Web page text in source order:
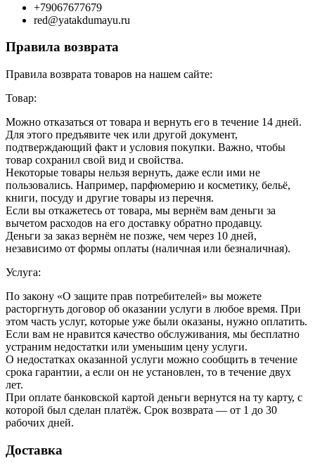
+79067677679
red@yatakdumayu.ru
Правила возврата
Правила возврата товаров на нашем сайте:
Товар:
Можно отказаться от товара и вернуть его в течение 14 дней.
Для этого предъявите чек или другой документ,
подтверждающий факт и условия покупки. Важно, чтобы
товар сохранил свой вид и свойства.
Некоторые товары нельзя вернуть, даже если ими не
пользовались. Например, парфюмерию и косметику, бельё,
книги, посуду и другие товары из перечня.
Если вы откажетесь от товара, мы вернём вам деньги за
вычетом расходов на его доставку обратно продавцу.
Деньги за заказ вернём не позже, чем через 10 дней,
независимо от формы оплаты (наличная или безналичная).
Услуга:
По закону «О защите прав потребителей» вы можете
расторгнуть договор об оказании услуги в любое время. При
этом часть услуг, которые уже были оказаны, нужно оплатить.
Если вам не нравится качество обслуживания, мы бесплатно
устраним недостатки или уменьшим цену услуги.
О недостатках оказанной услуги можно сообщить в течение
срока гарантии, а если он не установлен, то в течение двух
лет.
При оплате банковской картой деньги вернутся на ту карту, с
которой был сделан платёж. Срок возврата — от 1 до 30
рабочих дней.
Доставка